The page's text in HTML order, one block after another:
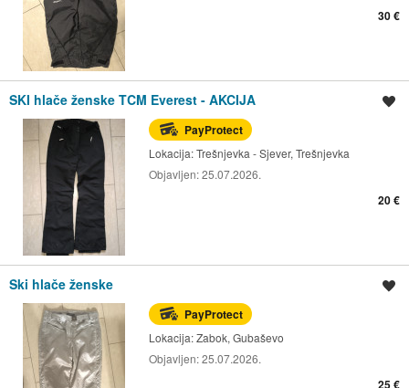
30 €
SKI hlače ženske TCM Everest - AKCIJA
PayProtect
Lokacija:Trešnjevka - Sjever, Trešnjevka
Objavljen:25.07.2026.
20 €
Ski hlače ženske
PayProtect
Lokacija:Zabok, Gubaševo
Objavljen:25.07.2026.
25 €